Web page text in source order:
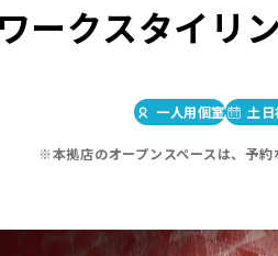
ークスタイリ
一人用個室 土
※本拠店のオープンスペースは、予約